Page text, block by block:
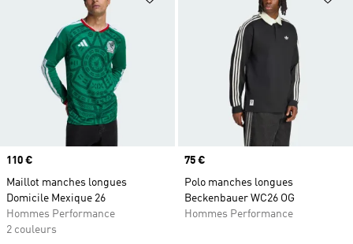
Prix
110 €
Maillot manches longues
Domicile Mexique 26
Hommes Performance
2 couleurs
Prix
75 €
Polo manches longues
Beckenbauer WC26 OG
Hommes Performance